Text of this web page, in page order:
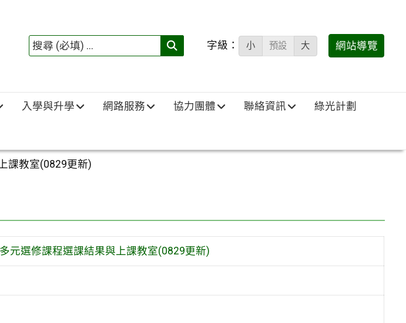
搜
填)：
字級： 小 預設 大 網站導覽
入學與升學 網路服務 協力團體 聯絡資訊 綠光計劃
課教室(0829更新)
元選修課程選課結果與上課教室(0829更新)